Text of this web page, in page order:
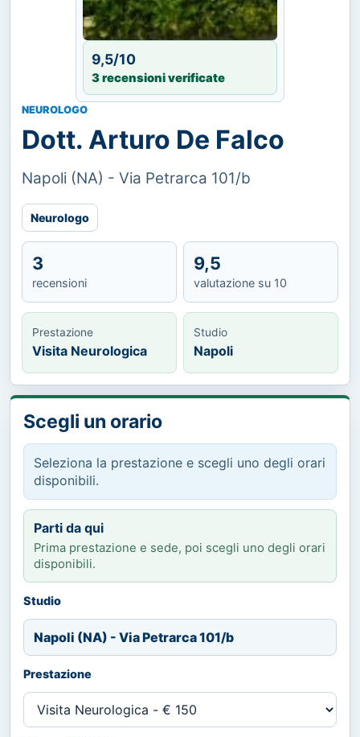
9,5/10
3 recensioni verificate
NEUROLOGO
Dott. Arturo De Falco
Napoli (NA) - Via Petrarca 101/b
Neurologo
3
recensioni
9,5
valutazione su 10
Prestazione
Visita Neurologica
Studio
Napoli
Scegli un orario
Seleziona la prestazione e scegli uno degli orari
disponibili.
Parti da qui
Prima prestazione e sede, poi scegli uno degli orari
disponibili.
Studio
Napoli (NA) - Via Petrarca 101/b
Prestazione